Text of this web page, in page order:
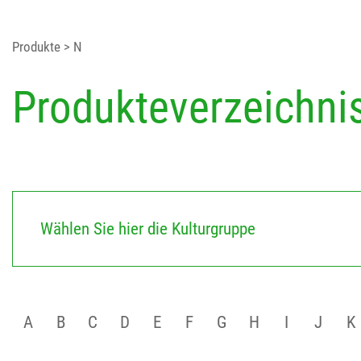
Produkte > N
Wählen Sie hier die Kulturgruppe
A B C D E F G H I J K